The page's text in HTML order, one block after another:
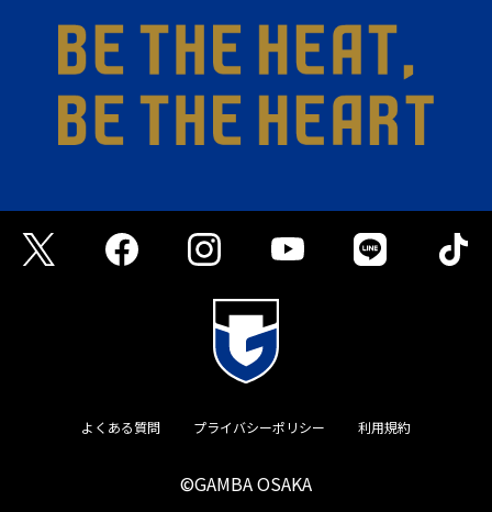
よくある質問 プライバシーポリシー 利用規約
©GAMBA OSAKA